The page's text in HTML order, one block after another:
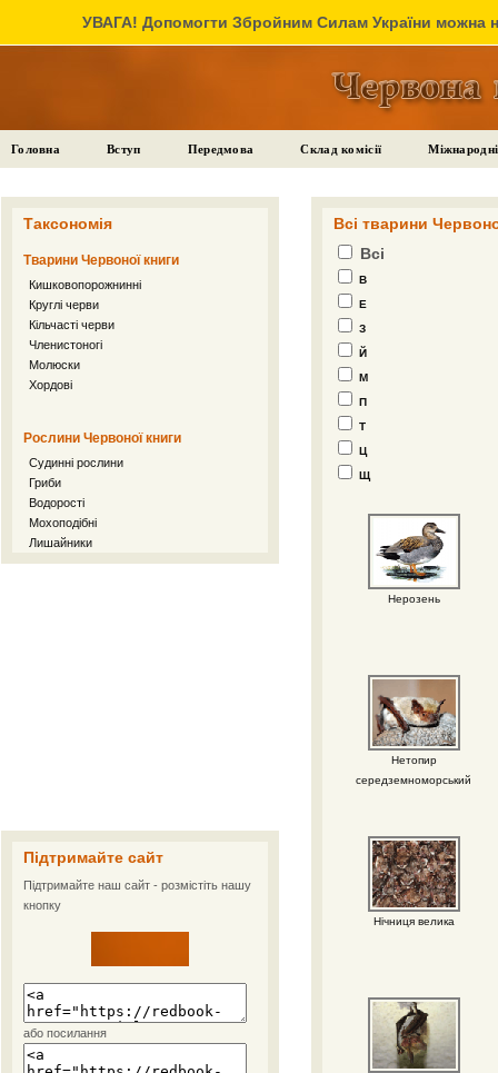
УВАГА! Допомогти Збройним Силам України можна
Головна Вступ Передмова Склад комісії
Таксономія
Тварини Червоної книги
Кишковопорожнинні
Круглі черви
Кільчасті черви
Членистоногі
Молюски
Хордові
Рослини Червоної книги
Судинні рослини
Гриби
Водорості
Мохоподібні
Лишайники
Підтримайте сайт
Підтримайте наш сайт - розмістіть нашу
кнопку
або посилання
Всі тварини
Всі
В
Е
З
Й
М
П
Т
Ц
Щ
Нерозень
Нетопир
середземноморський
Нічниця велика